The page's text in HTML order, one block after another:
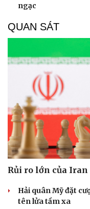
ngạc
QUAN SÁT
Rủi ro lớn của
Hải quân Mỹ đặt
tên lửa tầm xa